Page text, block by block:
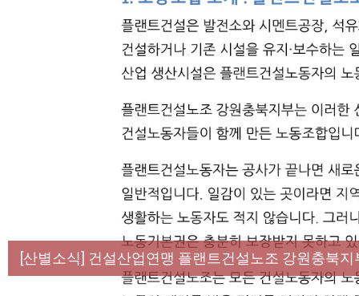
[성명] 막을 수 있었던 죽음, HL만도가 책임져라 : 청
[산별소식] 건설산업연맹 플랜트건설노조 강원충북지
[강릉,속초,원주,춘천] 폭염감시단 사업 이모저모
[조합원☆인터뷰] 서비스연맹 전국학교비정규직노동
[본부소식] 강원지역 노동자 합창단 모임